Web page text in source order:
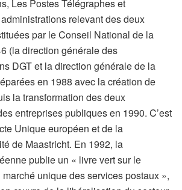
Les Postes Télégraphes et
relevant des deux
par le Conseil National de la
(la direction générale des
DGT et la direction générale de la
en 1988 avec la création de
la transformation des deux
entreprises publiques en 1990. C’est
Unique européen et de la
de Maastricht. En 1992, la
publie un « livre vert sur le
unique des services postaux »,